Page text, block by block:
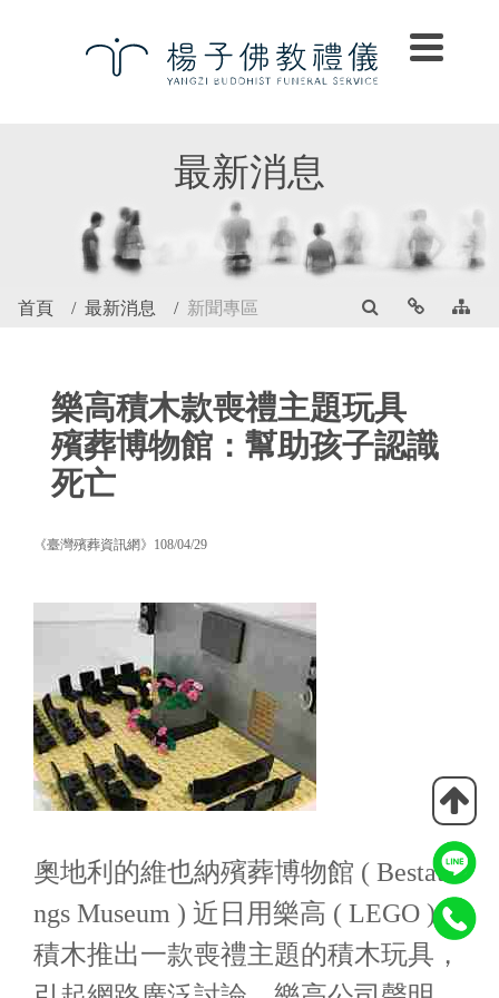
最新消息
首頁 最新消息 新聞專區
樂高積木款喪禮主題玩具
殯葬博物館：幫助孩子認識
死亡
《臺灣殯葬資訊網》108/04/29
奧地利的維也納殯葬博物館 ( Bestattu
ngs Museum ) 近日用樂高 ( LEGO )
積木推出一款喪禮主題的積木玩具，